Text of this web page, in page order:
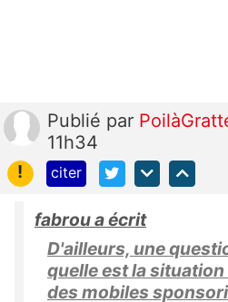
Publié par
11h34
!
citer
fabrou a écrit
D'ailleurs, une
quelle est la
des mobiles